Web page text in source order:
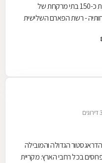
בית מרקחת לאומית ג'ת כ-150 בתי מרקחת של
- רשת הפארם השלישית
3 דירוגים
הגדולה והמובילה
בכל רחבי הארץ: מקריית